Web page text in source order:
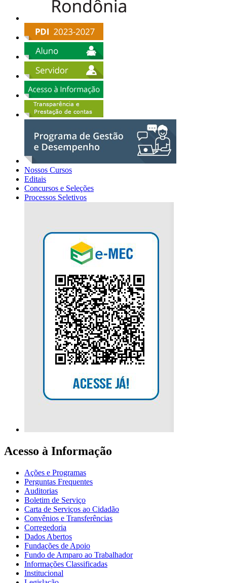
Nossos Cursos
Editais
Concursos e Seleções
Processos Seletivos
Acesso à Informação
Ações e Programas
Perguntas Frequentes
Auditorias
Boletim de Serviço
Carta de Serviços ao Cidadão
Convênios e Transferências
Corregedoria
Dados Abertos
Fundações de Apoio
Fundo de Amparo ao Trabalhador
Informações Classificadas
Institucional